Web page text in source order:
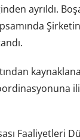
ayrıldı.
Şirketin
Faaliyetleri